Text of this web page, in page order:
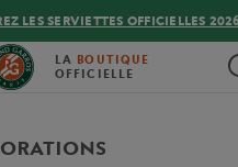
LES SERVIETTES OFFICIELLES
LA BOUTIQUE
OFFICIELLE